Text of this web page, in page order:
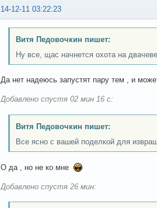
14-12-11 03:22:23
Витя Педовочкин пишет:
Ну все, щас начнется охота на
Да нет надеюсь запустят пару тем , и
Добавлено спустя 02 мин 16 с:
Витя Педовочкин пишет:
Все ясно с вашей поделкой для
О да , но не ко мне
Добавлено спустя 26 мин: